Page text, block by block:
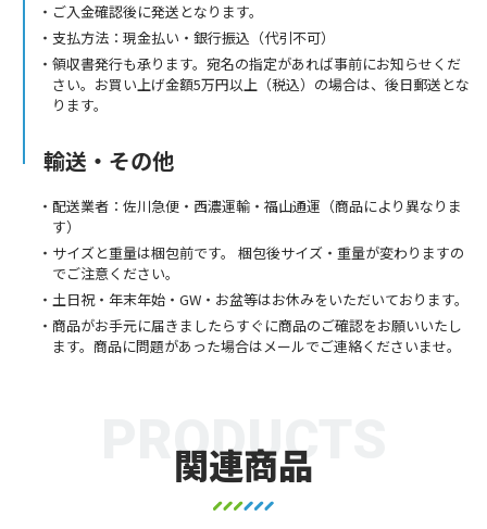
ご入金確認後に発送となります。
支払方法：現金払い・銀行振込（代引不可）
領収書発行も承ります。宛名の指定があれば事前にお知らせくだ
さい。お買い上げ金額5万円以上（税込）の場合は、後日郵送とな
ります。
輸送・その他
配送業者：佐川急便・西濃運輸・福山通運（商品により異なりま
す）
サイズと重量は梱包前です。 梱包後サイズ・重量が変わりますの
でご注意ください。
土日祝・年末年始・GW・お盆等はお休みをいただいております。
商品がお手元に届きましたらすぐに商品のご確認をお願いいたし
ます。商品に問題があった場合はメールでご連絡くださいませ。
関連商品
PRODUCTS